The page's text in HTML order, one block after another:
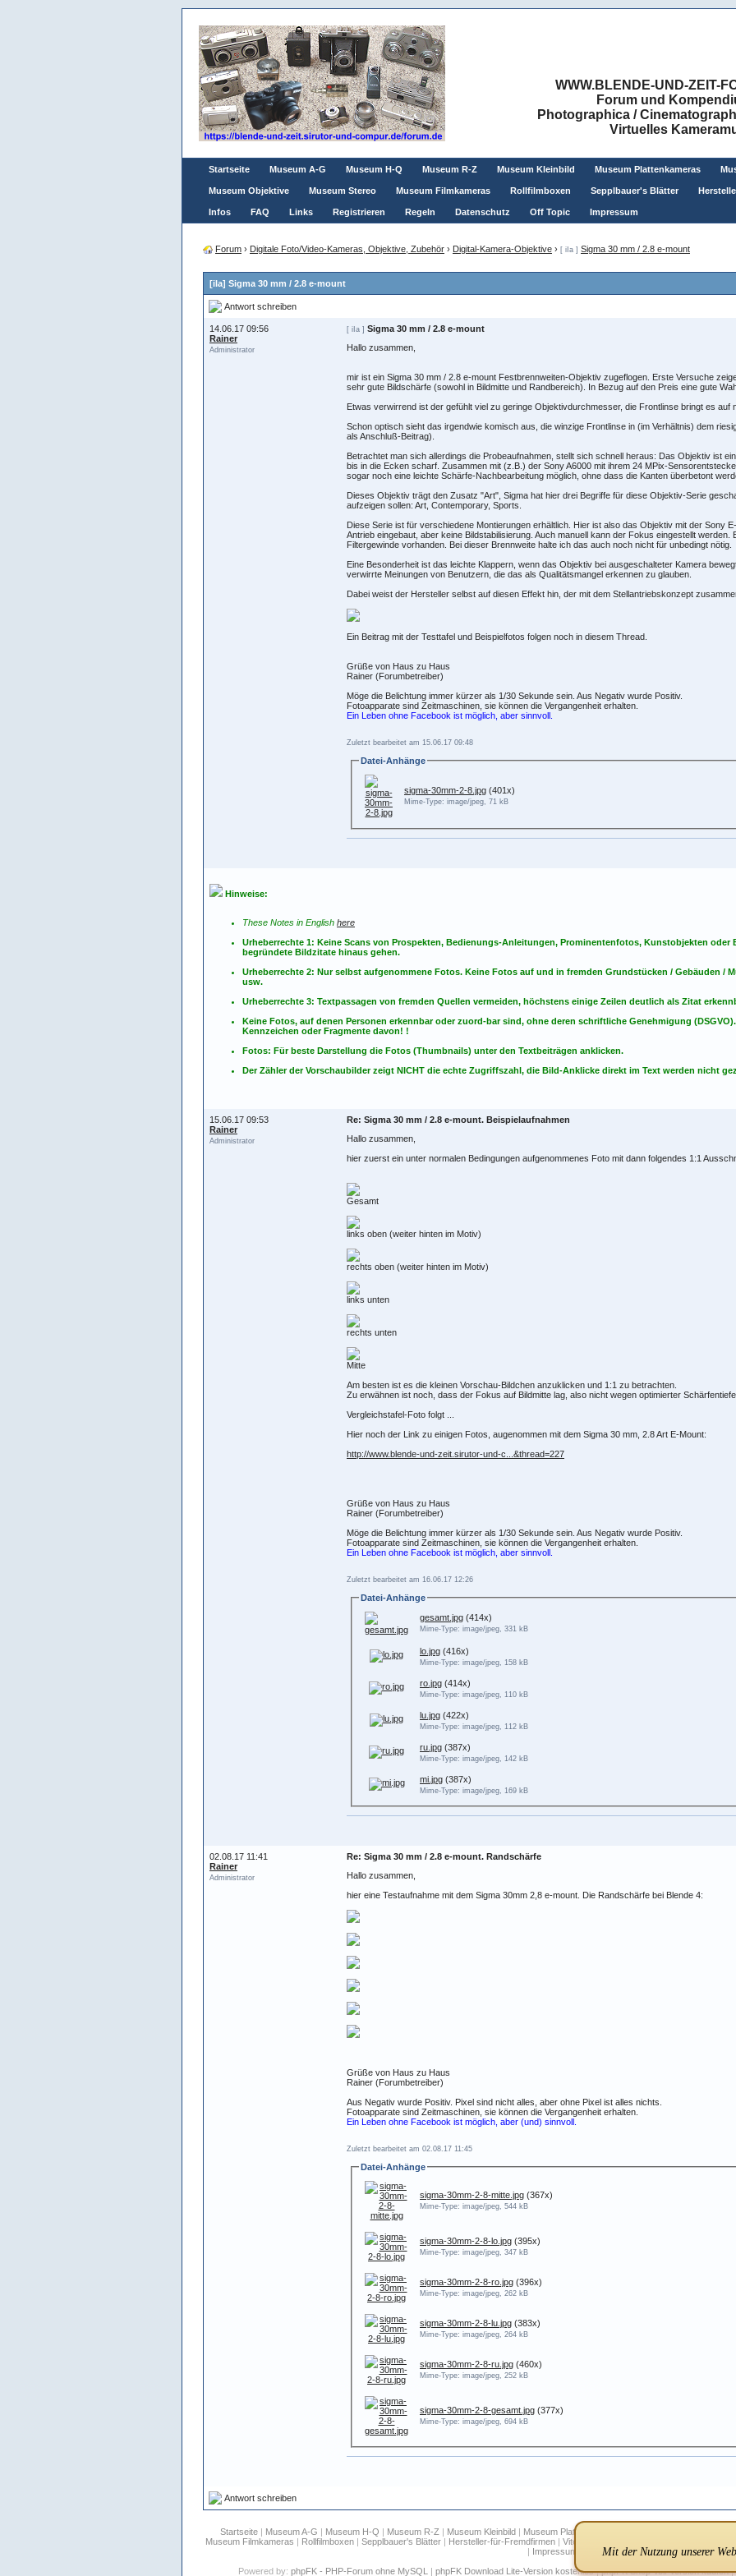
WWW.BLENDE-UND-ZEIT-
Forum und
Photographica /
Virtuelles
Startseite Museum A-G Museum H-Q Museum R-Z Museum Kleinbild Museum Plattenkameras
Museum Objektive Museum Stereo Museum Filmkameras Rollfilmboxen Sepplbauer's Blätter
Infos FAQ Links Registrieren Regeln Datenschutz Off Topic Impressum
Forum › Digitale Foto/Video-Kameras, Objektive, Zubehör › Digital-Kamera-Objektive › [ iIa ] Sigma 30 mm / 2.8 e-mount
[iIa] Sigma 30 mm / 2.8 e-mount
Antwort schreiben
14.06.17 09:56
Rainer
Administrator
[ iIa ] Sigma 30 mm / 2.8 e-mount
Hallo zusammen,
mir ist ein Sigma 30 mm / 2.8 e-mount Festbrennweiten-Objektiv zugeflogen. Erste Versuche
sehr gute Bildschärfe (sowohl in Bildmitte und Randbereich). In Bezug auf den Preis eine gute
Etwas verwirrend ist der gefühlt viel zu geringe Objektivdurchmesser, die Frontlinse bringt es auf
Schon optisch sieht das irgendwie komisch aus, die winzige Frontlinse in (im Verhältnis) dem
als Anschluß-Beitrag).
Betrachtet man sich allerdings die Probeaufnahmen, stellt sich schnell heraus: Das Objektiv ist
bis in die Ecken scharf. Zusammen mit (z.B.) der Sony A6000 mit ihrem 24 MPix-
sogar noch eine leichte Schärfe-Nachbearbeitung möglich, ohne dass die Kanten überbetont
Dieses Objektiv trägt den Zusatz "Art", Sigma hat hier drei Begriffe für diese Objektiv-Serie
aufzeigen sollen: Art, Contemporary, Sports.
Diese Serie ist für verschiedene Montierungen erhältlich. Hier ist also das Objektiv mit der Sony
Antrieb eingebaut, aber keine Bildstabilisierung. Auch manuell kann der Fokus eingestellt werden.
Filtergewinde vorhanden. Bei dieser Brennweite halte ich das auch noch nicht für unbedingt nötig.
Eine Besonderheit ist das leichte Klappern, wenn das Objektiv bei ausgeschalteter Kamera
verwirrte Meinungen von Benutzern, die das als Qualitätsmangel erkennen zu glauben.
Dabei weist der Hersteller selbst auf diesen Effekt hin, der mit dem Stellantriebskonzept
Ein Beitrag mit der Testtafel und Beispielfotos folgen noch in diesem Thread.
Grüße von Haus zu Haus
Rainer (Forumbetreiber)
Möge die Belichtung immer kürzer als 1/30 Sekunde sein. Aus Negativ wurde Positiv.
Fotoapparate sind Zeitmaschinen, sie können die Vergangenheit erhalten.
Ein Leben ohne Facebook ist möglich, aber sinnvoll.
Zuletzt bearbeitet am 15.06.17 09:48
Datei-Anhänge
sigma-30mm-2-8.jpg (401x)
Mime-Type: image/jpeg, 71 kB
Hinweise:
These Notes in English here
Urheberrechte 1: Keine Scans von Prospekten, Bedienungs-Anleitungen, Prominentenfotos, Kunstobjekten
begründete Bildzitate hinaus gehen.
Urheberrechte 2: Nur selbst aufgenommene Fotos. Keine Fotos auf und in fremden Grundstücken / Gebäuden /
usw.
Urheberrechte 3: Textpassagen von fremden Quellen vermeiden, höchstens einige Zeilen deutlich als Zitat
Keine Fotos, auf denen Personen erkennbar oder zuord-bar sind, ohne deren schriftliche Genehmigung
Kennzeichen oder Fragmente davon! !
Fotos: Für beste Darstellung die Fotos (Thumbnails) unter den Textbeiträgen anklicken.
Der Zähler der Vorschaubilder zeigt NICHT die echte Zugriffszahl, die Bild-Anklicke direkt im Text werden nicht
15.06.17 09:53
Rainer
Administrator
Re: Sigma 30 mm / 2.8 e-mount. Beispielaufnahmen
Hallo zusammen,
hier zuerst ein unter normalen Bedingungen aufgenommenes Foto mit dann folgendes 1:1
Gesamt
links oben (weiter hinten im Motiv)
rechts oben (weiter hinten im Motiv)
links unten
rechts unten
Mitte
Am besten ist es die kleinen Vorschau-Bildchen anzuklicken und 1:1 zu betrachten.
Zu erwähnen ist noch, dass der Fokus auf Bildmitte lag, also nicht wegen optimierter
Vergleichstafel-Foto folgt ...
Hier noch der Link zu einigen Fotos, augenommen mit dem Sigma 30 mm, 2.8 Art E-Mount:
http://www.blende-und-zeit.sirutor-und-c...&thread=227
Grüße von Haus zu Haus
Rainer (Forumbetreiber)
Möge die Belichtung immer kürzer als 1/30 Sekunde sein. Aus Negativ wurde Positiv.
Fotoapparate sind Zeitmaschinen, sie können die Vergangenheit erhalten.
Ein Leben ohne Facebook ist möglich, aber sinnvoll.
Zuletzt bearbeitet am 16.06.17 12:26
Datei-Anhänge
gesamt.jpg (414x)
Mime-Type: image/jpeg, 331 kB
lo.jpg (416x)
Mime-Type: image/jpeg, 158 kB
ro.jpg (414x)
Mime-Type: image/jpeg, 110 kB
lu.jpg (422x)
Mime-Type: image/jpeg, 112 kB
ru.jpg (387x)
Mime-Type: image/jpeg, 142 kB
mi.jpg (387x)
Mime-Type: image/jpeg, 169 kB
02.08.17 11:41
Rainer
Administrator
Re: Sigma 30 mm / 2.8 e-mount. Randschärfe
Hallo zusammen,
hier eine Testaufnahme mit dem Sigma 30mm 2,8 e-mount. Die Randschärfe bei Blende 4:
Grüße von Haus zu Haus
Rainer (Forumbetreiber)
Aus Negativ wurde Positiv. Pixel sind nicht alles, aber ohne Pixel ist alles nichts.
Fotoapparate sind Zeitmaschinen, sie können die Vergangenheit erhalten.
Ein Leben ohne Facebook ist möglich, aber (und) sinnvoll.
Zuletzt bearbeitet am 02.08.17 11:45
Datei-Anhänge
sigma-30mm-2-8-mitte.jpg (367x)
Mime-Type: image/jpeg, 544 kB
sigma-30mm-2-8-lo.jpg (395x)
Mime-Type: image/jpeg, 347 kB
sigma-30mm-2-8-ro.jpg (396x)
Mime-Type: image/jpeg, 262 kB
sigma-30mm-2-8-lu.jpg (383x)
Mime-Type: image/jpeg, 264 kB
sigma-30mm-2-8-ru.jpg (460x)
Mime-Type: image/jpeg, 252 kB
sigma-30mm-2-8-gesamt.jpg (377x)
Mime-Type: image/jpeg, 694 kB
Antwort schreiben
Startseite | Museum A-G | Museum H-Q | Museum R-Z | Museum Kleinbild | Museum Plattenkameras
Museum Filmkameras | Rollfilmboxen| Sepplbauer's Blätter| Hersteller-für-Fremdfirmen| Vitessa
| Impressum
Powered by: phpFK - PHP-Forum ohne MySQL | phpFK Download Lite-Version kostenlos|phpFK Shop Voll-Version kaufen|
Mit der Nutzung unserer